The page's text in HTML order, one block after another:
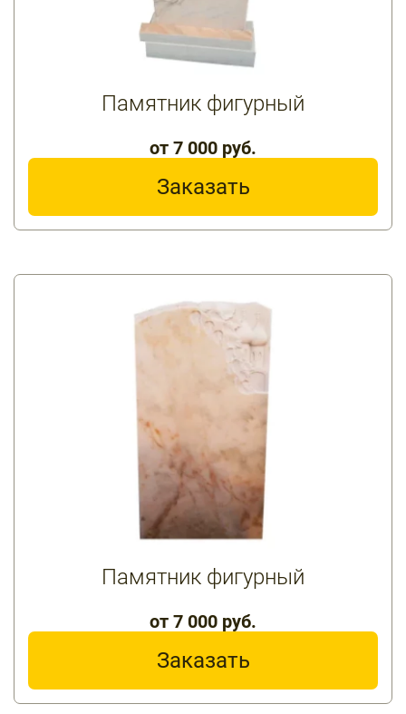
Памятник фигурный
от 7 000 руб.
Заказать
Памятник фигурный
от 7 000 руб.
Заказать